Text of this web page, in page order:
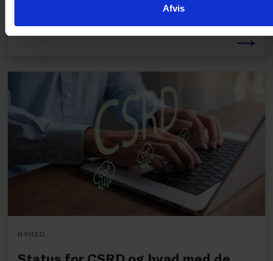
Afvis
som man skal rapportere efter? De bliver også kaldt
NYHED